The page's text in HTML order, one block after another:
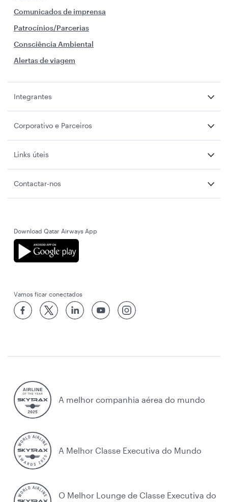
Comunicados de imprensa
Patrocínios/Parcerias
Consciência Ambiental
Alertas de viagem
Integrantes
Corporativo e Parceiros
Links úteis
Contactar-nos
Download Qatar Airways App
Vamos ficar conectados
A melhor companhia aérea do mundo
A Melhor Classe Executiva do Mundo
O Melhor Lounge de Classe Executiva do